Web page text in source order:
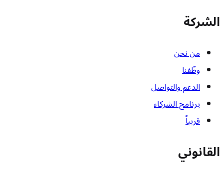
الشركة
من نحن
وظّفنا
الدعم والتواصل
برنامج الشركاء
قريباً
القانوني